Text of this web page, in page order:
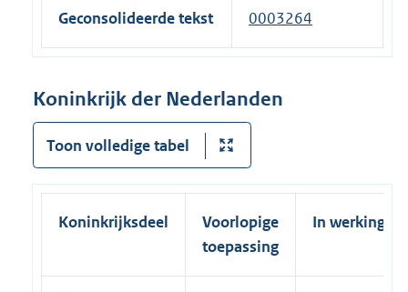
)
e
e
i
k
Geconsolideerde tekst 0003264
Koninkrijk der Nederlanden
Toon volledige tabel
Koninkrijksdeel
Voorlopige
toepassing
In werking